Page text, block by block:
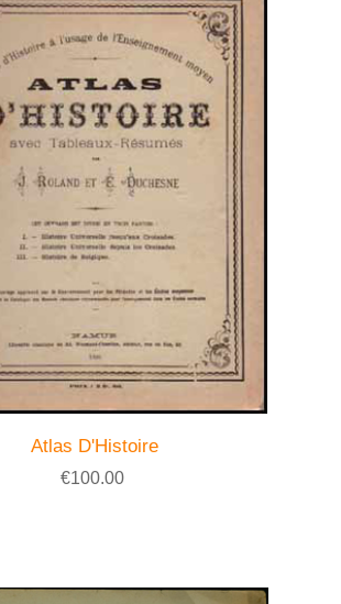
Atlas D'Histoire
€100.00